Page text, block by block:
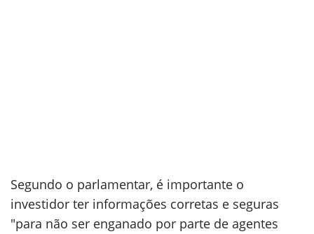
Segundo o parlamentar, é importante o
investidor ter informações corretas e seguras
"para não ser enganado por parte de agentes